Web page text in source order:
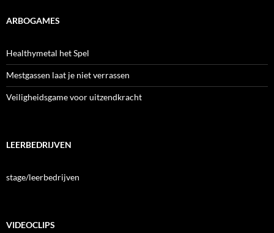
ARBOGAMES
Healthymetal het Spel
Mestgassen laat je niet verrassen
Veiligheidsgame voor uitzendkracht
LEERBEDRIJVEN
stage/leerbedrijven
VIDEOCLIPS